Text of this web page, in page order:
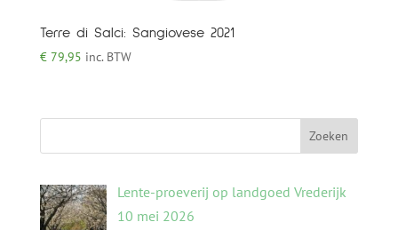
Terre di Salci: Sangiovese 2021
€79,95 inc. BTW
Lente-proeverij op landgoed Vrederijk
10 mei 2026